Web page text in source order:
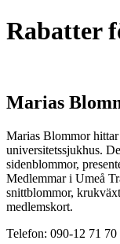
Rabatter
Marias
Marias Blommor
universitetssjukhus.
sidenblommor,
Medlemmar i Umeå
snittblommor,
medlemskort.
Telefon: 090-12 71 70